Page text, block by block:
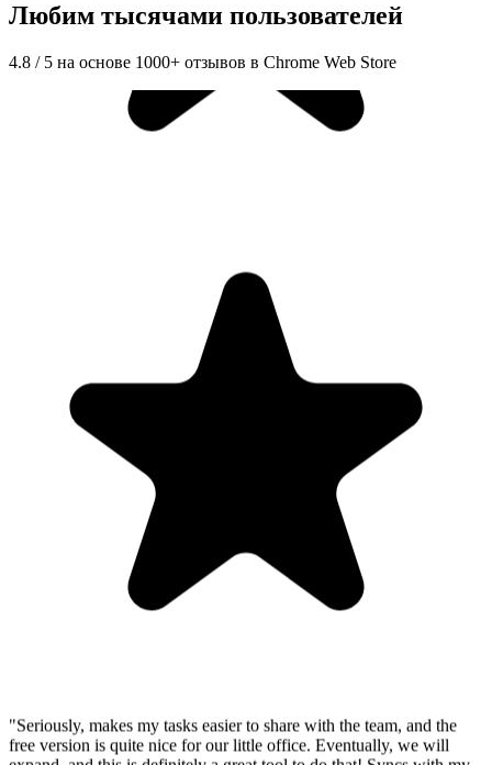
Любим тысячами пользователей
4.8 / 5 на основе 1000+ отзывов в Chrome Web Store
"Seriously, makes my tasks easier to share with the team, and the
free version is quite nice for our little office. Eventually, we will
expand, and this is definitely a great tool to do that! Syncs with my
Workspace and Calendar."